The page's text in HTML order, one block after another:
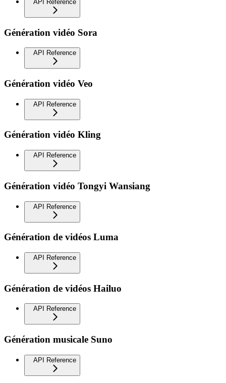
API Reference
Génération vidéo Sora
API Reference
Génération vidéo Veo
API Reference
Génération vidéo Kling
API Reference
Génération vidéo Tongyi Wansiang
API Reference
Génération de vidéos Luma
API Reference
Génération de vidéos Hailuo
API Reference
Génération musicale Suno
API Reference